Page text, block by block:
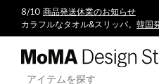
8/10 商品発送休業のお知らせ
カラフルなタオル&スリッパ。 韓国